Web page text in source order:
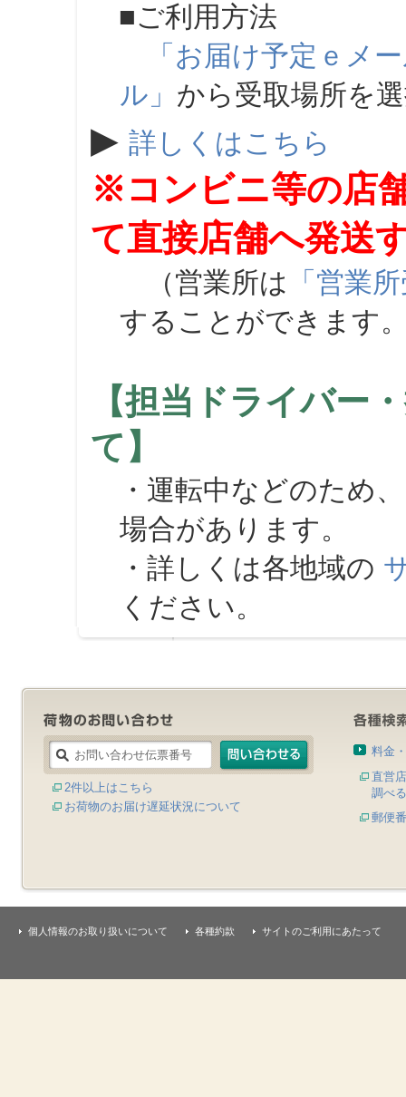
■ご利用方法
「お届け予定ｅメ
ル」 から受取場所を
▶ 詳しくはこちら
※コンビニ等の店
て直接店舗へ発送
（営業所は 「営業
することができます
【担当ドライバー
て】
・運転中などのため
場合があります。
・詳しくは各地域の
ください。
2件以上はこちら
お荷物のお届け遅延状況について
料金
直営
調べる
郵便
個人情報のお取り扱いについて 各種約款 サイトのご利用にあたって